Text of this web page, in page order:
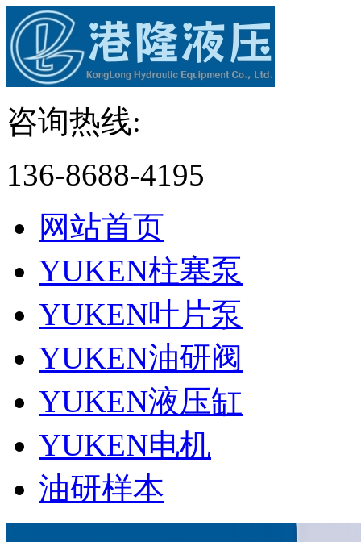
咨询热线:
136-8688-4195
网站首页
YUKEN柱塞泵
YUKEN叶片泵
YUKEN油研阀
YUKEN液压缸
YUKEN电机
油研样本